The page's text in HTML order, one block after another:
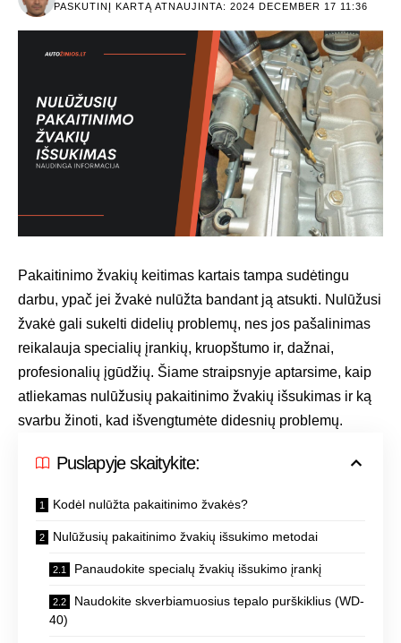
PASKUTINĮ KARTĄ ATNAUJINTA: 2024 DECEMBER 17 11:36
Pakaitinimo žvakių keitimas kartais tampa sudėtingu
darbu, ypač jei žvakė nulūžta bandant ją atsukti. Nulūžusi
žvakė gali sukelti didelių problemų, nes jos pašalinimas
reikalauja specialių įrankių, kruopštumo ir, dažnai,
profesionalių įgūdžių. Šiame straipsnyje aptarsime, kaip
atliekamas nulūžusių pakaitinimo žvakių išsukimas ir ką
svarbu žinoti, kad išvengtumėte didesnių problemų.
Puslapyje skaitykite:
Kodėl nulūžta pakaitinimo žvakės?
Nulūžusių pakaitinimo žvakių išsukimo metodai
Panaudokite specialų žvakių išsukimo įrankį
Naudokite skverbiamuosius tepalo purškiklius (WD-
40)